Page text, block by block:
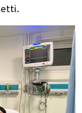
etti.